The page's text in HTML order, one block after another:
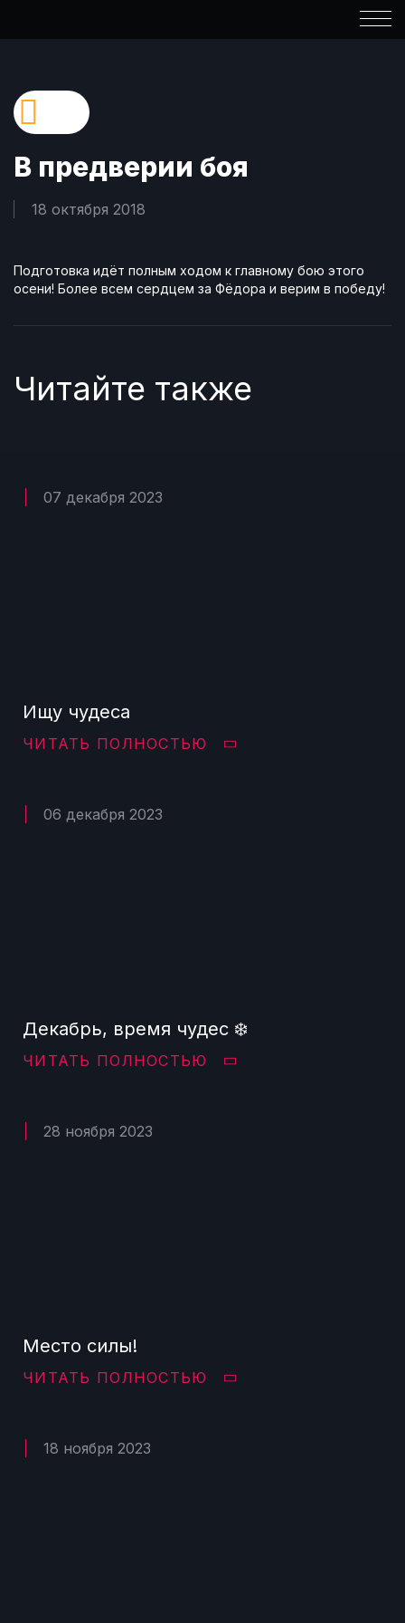
В предверии боя
18 октября 2018
Подготовка идёт полным ходом к главному бою этого
осени! Более всем сердцем за Фёдора и верим в победу!
Читайте также
07 декабря 2023
Ищу чудеса
ЧИТАТЬ ПОЛНОСТЬЮ
06 декабря 2023
Декабрь, время чудес ❄️
ЧИТАТЬ ПОЛНОСТЬЮ
28 ноября 2023
Место силы!
ЧИТАТЬ ПОЛНОСТЬЮ
18 ноября 2023